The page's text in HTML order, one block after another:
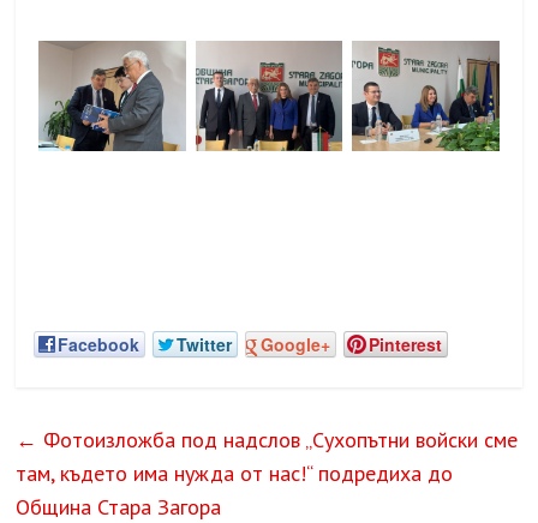
Facebook Twitter Google+ Pinterest
← Фотоизложба под надслов „Сухопътни войски сме
там, където има нужда от нас!“ подредиха до
Община Стара Загора